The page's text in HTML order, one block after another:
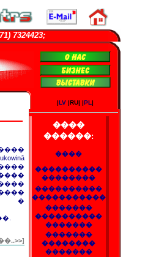
|LV|RU| |PL|
�
����
������:
����
����������
��������
����������
�����������
�������
����������
�������
�������
��������
�������